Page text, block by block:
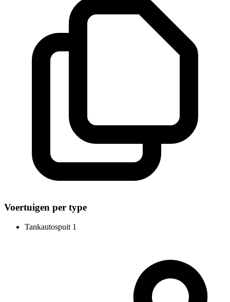
Voertuigen per type
Tankautospuit 1